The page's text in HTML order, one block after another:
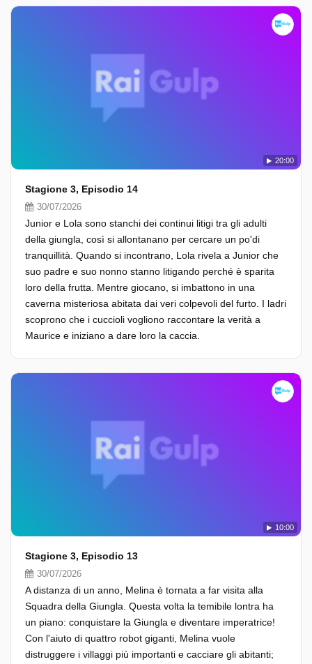
20:00
Stagione 3, Episodio 14
30/07/2026
Junior e Lola sono stanchi dei continui litigi tra gli adulti
della giungla, così si allontanano per cercare un po'di
tranquillità. Quando si incontrano, Lola rivela a Junior che
suo padre e suo nonno stanno litigando perché è sparita
loro della frutta. Mentre giocano, si imbattono in una
caverna misteriosa abitata dai veri colpevoli del furto. I ladri
scoprono che i cuccioli vogliono raccontare la verità a
Maurice e iniziano a dare loro la caccia.
10:00
Stagione 3, Episodio 13
30/07/2026
A distanza di un anno, Melina è tornata a far visita alla
Squadra della Giungla. Questa volta la temibile lontra ha
un piano: conquistare la Giungla e diventare imperatrice!
Con l'aiuto di quattro robot giganti, Melina vuole
distruggere i villaggi più importanti e cacciare gli abitanti;